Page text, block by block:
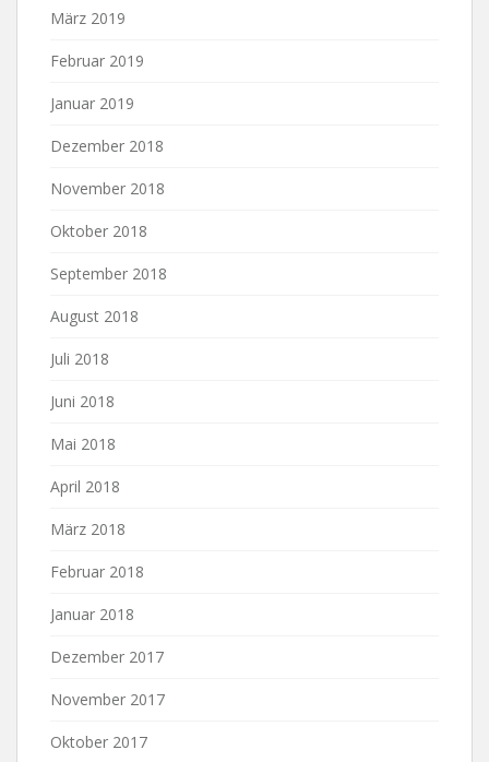
März 2019
Februar 2019
Januar 2019
Dezember 2018
November 2018
Oktober 2018
September 2018
August 2018
Juli 2018
Juni 2018
Mai 2018
April 2018
März 2018
Februar 2018
Januar 2018
Dezember 2017
November 2017
Oktober 2017